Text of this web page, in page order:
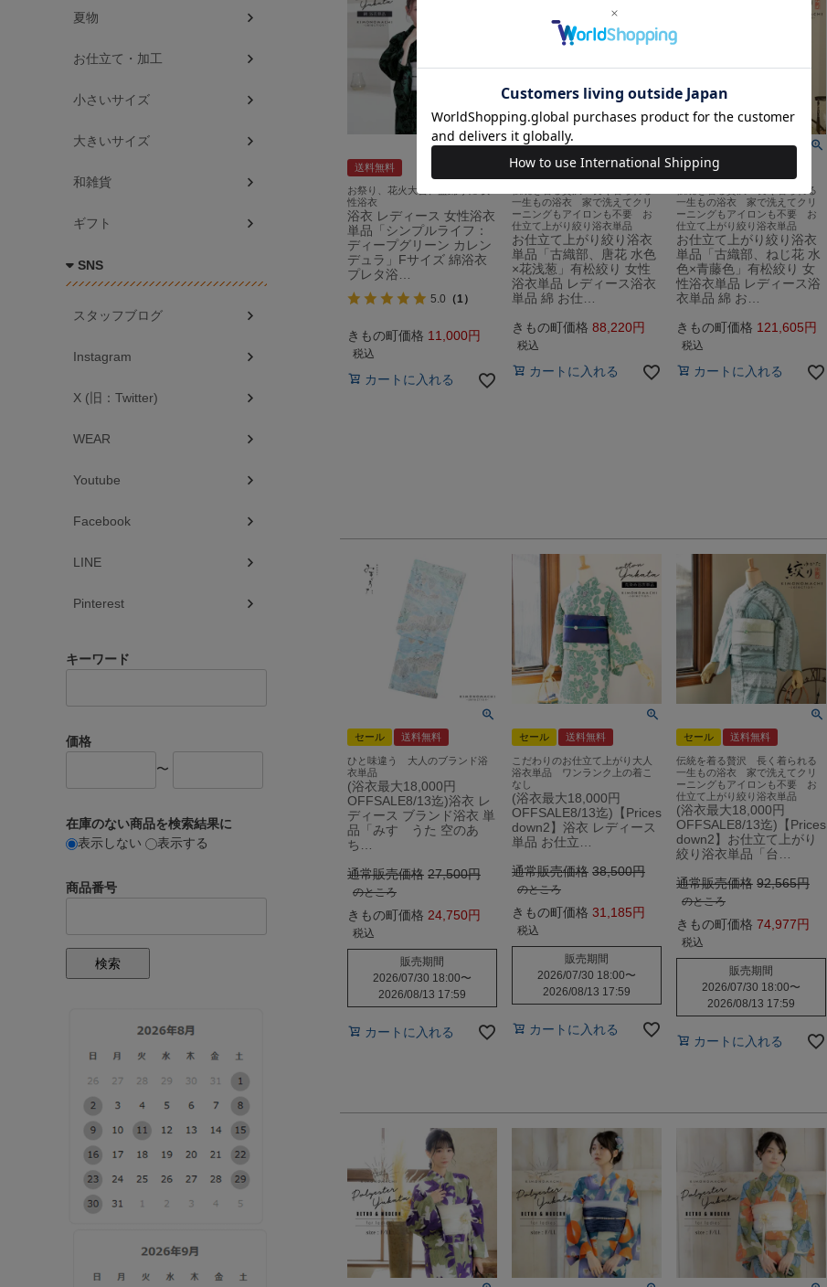
送料無料
お祭り、花火大会、盆踊りに 女
性浴衣
浴衣 レディース 女性浴衣
単品「シンプルライフ：
ディープグリーン カレン
デュラ」Fサイズ 綿浴衣
プレタ浴…
5.0 （1）
きもの町価格 11,000
税込
カートに入れる
送料無料
一生もの浴衣 家で洗えてクリ
ーニングもアイロンも不要 お
仕立て上がり絞り浴衣単品
お仕立て上がり絞り浴衣
単品「古織部、唐花 水色
×花浅葱」有松絞り 女性
浴衣単品 レディース浴衣
単品 綿 お仕…
きもの町価格 88,220
税込
カートに入れる
送料無料
伝統を着る贅沢 長く着られる
一生もの浴衣 家で洗えてクリ
ーニングもアイロンも不要 お
仕立て上がり絞り浴衣単品
お仕立て上がり絞り浴衣
単品「古織部、ねじ花 水
色×青藤色」有松絞り 女
性浴衣単品 レディース浴
衣単品 綿 お…
きもの町価格 121,605
税込
カートに入れる
セール 送料無料
ひと味違う 大人のブランド浴
衣単品
(浴衣最大18,000円
OFFSALE8/13迄)浴衣 レ
ディース ブランド浴衣 単
品「みすゞうた 空のあ
ち…
通常販売価格 27,500
のところ
きもの町価格 24,750
税込
販売期間
2026/07/30 18:00〜
2026/08/13 17:59
カートに入れる
セール 送料無料
こだわりのお仕立て上がり大人
浴衣単品 ワンランク上の着こ
なし
(浴衣最大18,000円
OFFSALE8/13迄)【Prices
down2】浴衣 レディース
単品 お仕立…
通常販売価格 38,500
のところ
きもの町価格 31,185
税込
販売期間
2026/07/30 18:00〜
2026/08/13 17:59
カートに入れる
セール 送料無料
伝統を着る贅沢 長く着られる
一生もの浴衣 家で洗えてクリ
ーニングもアイロンも不要 お
仕立て上がり絞り浴衣単品
(浴衣最大18,000円
OFFSALE8/13迄)【Prices
down2】お仕立て上がり
絞り浴衣単品「台…
通常販売価格 92,565
のところ
きもの町価格 74,977
税込
販売期間
2026/07/30 18:00〜
2026/08/13 17:59
カートに入れる
夏物
お仕立て・加工
小さいサイズ
大きいサイズ
和雑貨
ギフト
SNS
スタッフブログ
Instagram
X (旧：Twitter)
WEAR
Youtube
Facebook
LINE
Pinterest
キーワード
価格
〜
在庫のない商品を検索結果に
表示しない
表示する
商品番号
検索